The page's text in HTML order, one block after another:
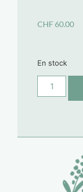
CHF 60.00
En stock